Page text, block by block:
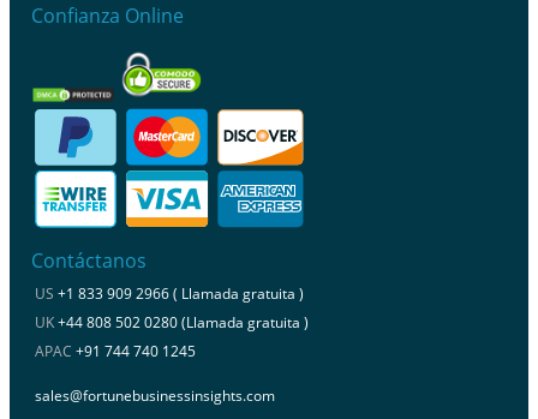
Confianza Online
Contáctanos
US +1 833 909 2966 ( Llamada gratuita )
UK+44 808 502 0280 (Llamada gratuita )
APAC +91 744 740 1245
sales@fortunebusinessinsights.com